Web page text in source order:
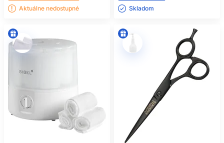
Aktuálne nedostupné Skladom ㅤ